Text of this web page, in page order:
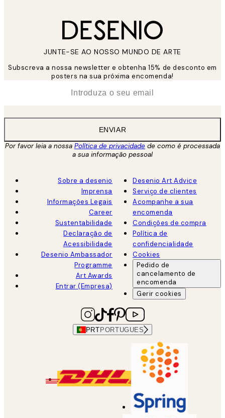
JUNTE-SE AO NOSSO MUNDO DE ARTE
Subscreva a nossa newsletter e obtenha 15% de desconto em
posters na sua próxima encomenda!
ENVIAR
Por favor leia a nossa Política de privacidade de como é processada
a sua informação pessoal
Sobre a desenio
Imprensa
Informações Legais
Career
Sustentabilidade
Declaração de
Acessibilidade
Desenio Ambassador
Programme
Art Awards
Entrar (Empresa)
Desenio Art Advice
Serviço de clientes
Acompanhe a sua
encomenda
Condições de compra
Política de
confidencialidade
Cookies
Pedido de
cancelamento de
encomenda
Gerir cookies
PRT PORTUGUES